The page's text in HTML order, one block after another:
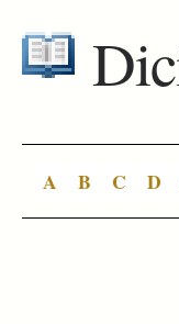
A B C D